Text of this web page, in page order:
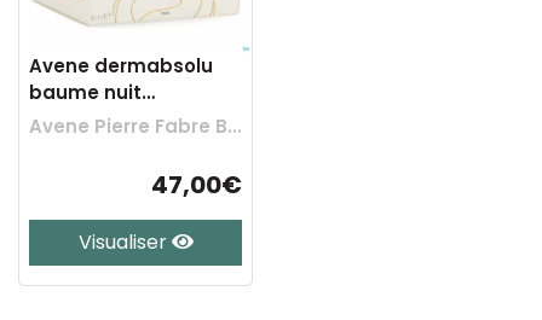
Avene dermabsolu
baume nuit
reconfortant 40ml
Avene Pierre Fabre Benelux
47,00€
Visualiser